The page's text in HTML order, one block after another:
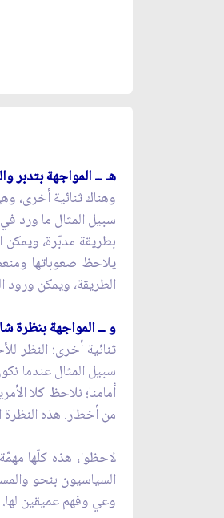
هـ ــ المواجهة بتدبر
وهناك ثنائية أخرى،
سبيل المثال ما ورد
بطريقة مدبّرة، ويمكن
يلاحظ صعوباتها
الطريقة، ويمكن ورود
و ــ المواجهة بنظرة
ثنائية أخرى: النظر
سبيل المثال عندما
أمامنا؛ نلاحظ كلا
من أخطار. هذه النظرة
لاحظوا، هذه كلّها
السياسيون بنحو
وعي وفهم عميقين